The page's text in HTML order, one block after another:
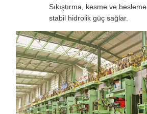
Sıkıştırma, kesme ve
stabil hidrolik güç sağlar.